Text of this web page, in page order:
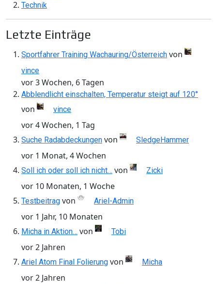
Technik
Letzte Einträge
Sportfahrer Training Wachauring/Österreich von
vince
vor 3 Wochen, 6 Tagen
Abblendlicht einschalten, Temperatur steigt auf 120°
von vince
vor 4 Wochen, 1 Tag
Suche Radabdeckungen von SledgeHammer
vor 1 Monat, 4 Wochen
Soll ich oder soll ich nicht… von Zicki
vor 10 Monaten, 1 Woche
Testbeitrag von Ariel-Admin
vor 1 Jahr, 10 Monaten
Micha in Aktion… von Tobi
vor 2 Jahren
Ariel Atom Final Folierung von Micha
vor 2 Jahren